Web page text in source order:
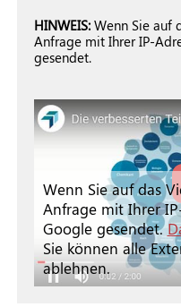
ESF-
HINWEIS: Wenn Sie auf
Anfrage mit Ihrer IP-
gesendet.
Wenn Sie auf das
Anfrage mit Ihrer
Google gesendet.
Sie können alle
ablehnen.